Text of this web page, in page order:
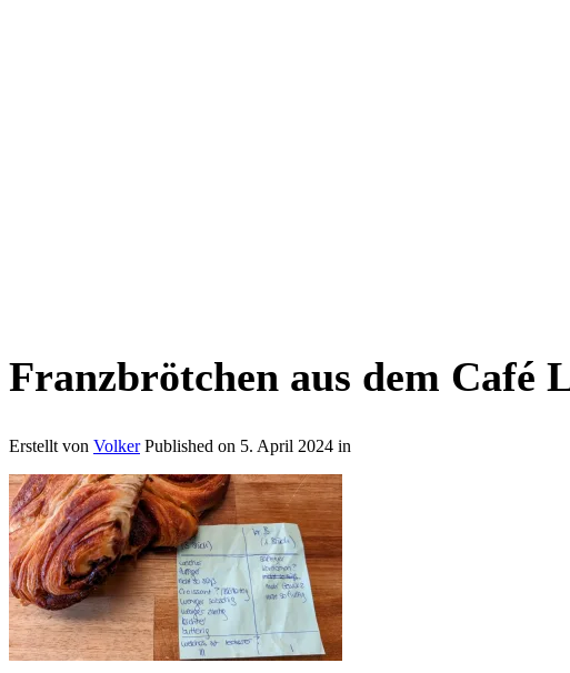
Franzbrötchen aus dem Café
Erstellt von Volker Published on 5. April 2024 in